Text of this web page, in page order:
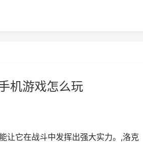
机游戏怎么玩
让它在战斗中发挥出强大实力。,洛克